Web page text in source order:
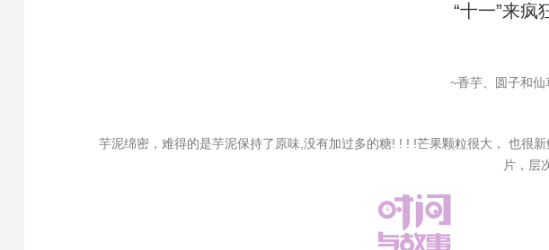
“十一”来疯
~香芋、圆子和仙
芋泥绵密，难得的是芋泥保持了原味,没有加过多的糖! ! ! !芒果颗粒很大， 也很
片，层